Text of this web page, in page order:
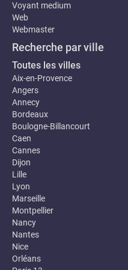
Voyant medium
Web
Webmaster
Recherche par ville
Toutes les villes
Aix-en-Provence
Angers
Annecy
Bordeaux
Boulogne-Billancourt
Caen
Cannes
Dijon
Lille
Lyon
Marseille
Montpellier
Nancy
Nantes
Nice
Orléans